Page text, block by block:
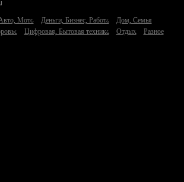
Мото Деньги, Бизнес, Работа
Дом, Семья
Цифровая, Бытовая техника Отдых Разное